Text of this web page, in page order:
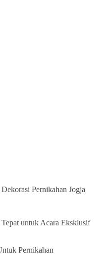
Pernikahan Jogja
untuk Acara Eksklusif
Pernikahan